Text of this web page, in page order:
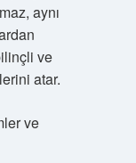
aynı
ve
atar.
ve